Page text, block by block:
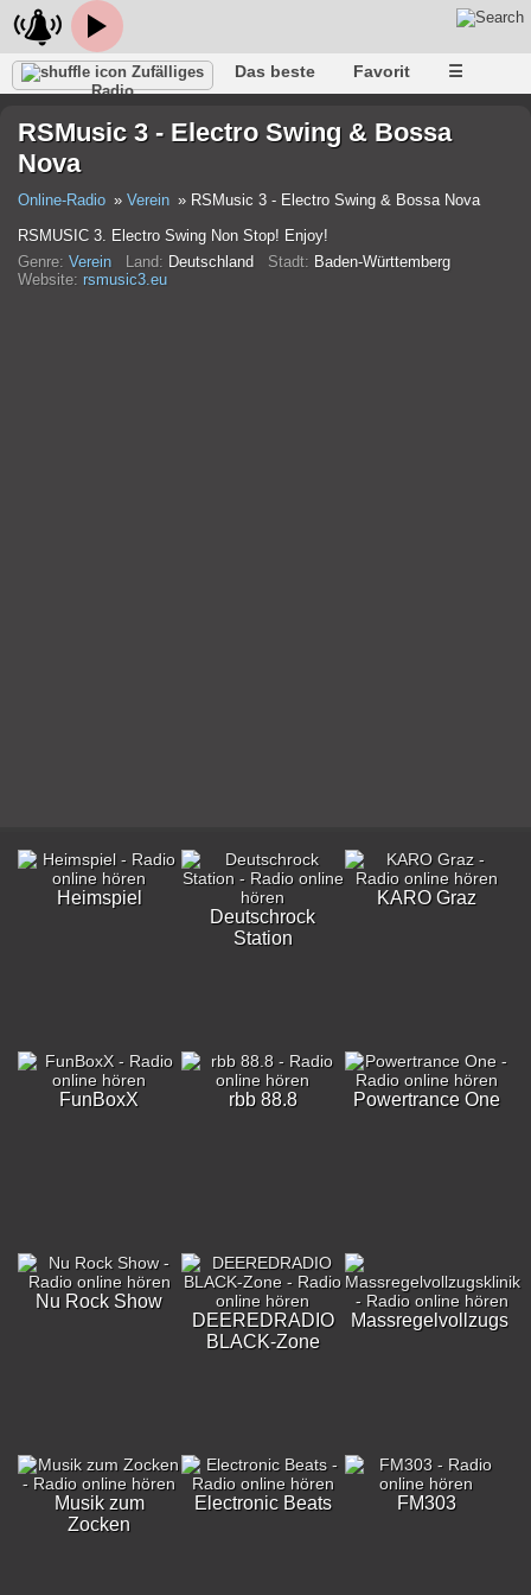
Zufälliges
Radio
Das beste Favorit ☰
RSMusic 3 - Electro Swing & Bossa
Nova
Online-Radio Verein
RSMusic 3 - Electro Swing & Bossa Nova
RSMUSIC 3. Electro Swing Non Stop! Enjoy!
Genre: Verein Land: Deutschland Stadt: Baden-Württemberg
Website: rsmusic3.eu
Heimspiel
Deutschrock
Station
KARO Graz
FunBoxX rbb 88.8 Powertrance One
Nu Rock Show
DEEREDRADIO
BLACK-Zone
Musik zum
Zocken
Electronic Beats FM303